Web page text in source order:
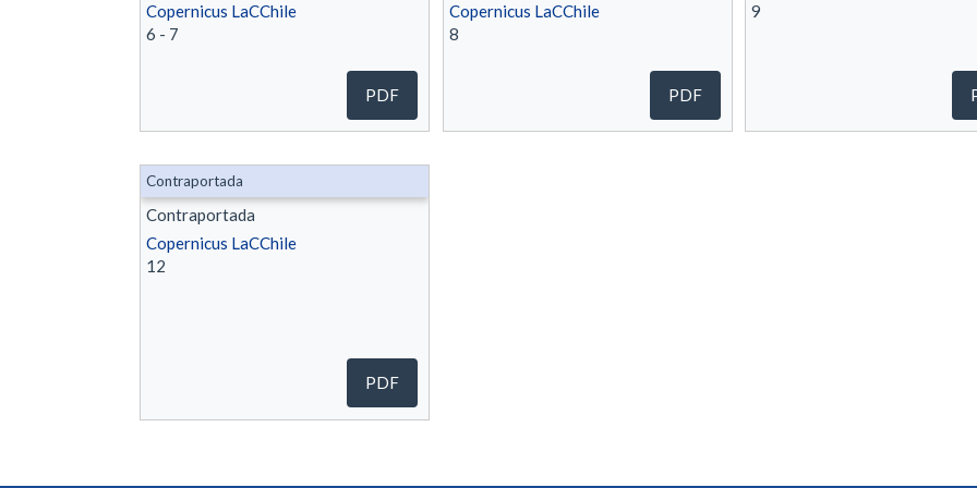
Copernicus LaCChile
6 - 7
PDF
Copernicus LaCChile
8
PDF
9
Contraportada
Copernicus LaCChile
12
Contraportada
PDF